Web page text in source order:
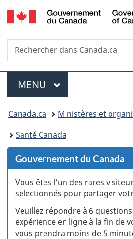
au
des
au
à
Au
du
à
Recherche
Rechercher
dans
Menu
MENU PRINCIPAL
Vous
êtes
ici :
Canada.ca
Ministères et
Santé Canada
Gouvernement du Canada
Vous êtes l’un des rares
sélectionnés pour partager
Veuillez répondre à 6
expérience en ligne à la fin de
vous prendra moins de 5